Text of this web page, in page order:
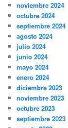
noviembre 2024
octubre 2024
septiembre 2024
agosto 2024
julio 2024
junio 2024
mayo 2024
enero 2024
diciembre 2023
noviembre 2023
octubre 2023
septiembre 2023